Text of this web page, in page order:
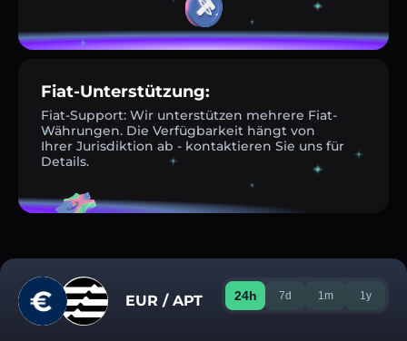
Fiat-Unterstützung:
Fiat-Support: Wir unterstützen mehrere Fiat-
Währungen. Die Verfügbarkeit hängt von
Ihrer Jurisdiktion ab - kontaktieren Sie uns für
Details.
EUR / APT 24h 7d 1m 1y